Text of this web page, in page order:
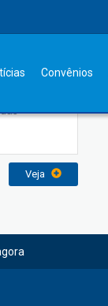
Convênios
Veja